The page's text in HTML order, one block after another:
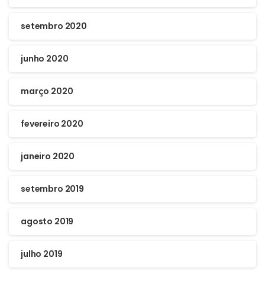
setembro 2020
junho 2020
março 2020
fevereiro 2020
janeiro 2020
setembro 2019
agosto 2019
julho 2019